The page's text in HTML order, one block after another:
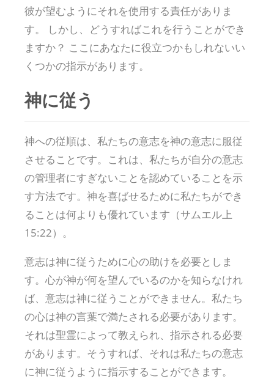
彼が望むようにそれを使用する責任がありま
す。 しかし、どうすればこれを行うことができ
ますか？ ここにあなたに役立つかもしれないい
くつかの指示があります。
神に従う
神への従順は、私たちの意志を神の意志に服従
させることです。これは、私たちが自分の意志
の管理者にすぎないことを認めていることを示
す方法です。神を喜ばせるために私たちができ
ることは何よりも優れています（サムエル上
15:22）。
意志は神に従うために心の助けを必要としま
す。心が神が何を望んでいるのかを知らなけれ
ば、意志は神に従うことができません。私たち
の心は神の言葉で満たされる必要があります。
それは聖霊によって教えられ、指示される必要
があります。そうすれば、それは私たちの意志
に神に従うように指示することができます。